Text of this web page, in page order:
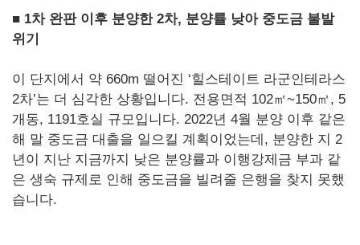
■ 1차 완판 이후 분양한 2차, 분양률 낮아 중도금 불발
위기
이 단지에서 약 660m 떨어진 ‘힐스테이트 라군인테라스
2차’는 더 심각한 상황입니다. 전용면적 102㎡~150㎡, 5
개동, 1191호실 규모입니다. 2022년 4월 분양 이후 같은
해 말 중도금 대출을 일으킬 계획이었는데, 분양한 지 2
년이 지난 지금까지 낮은 분양률과 이행강제금 부과 같
은 생숙 규제로 인해 중도금을 빌려줄 은행을 찾지 못했
습니다.